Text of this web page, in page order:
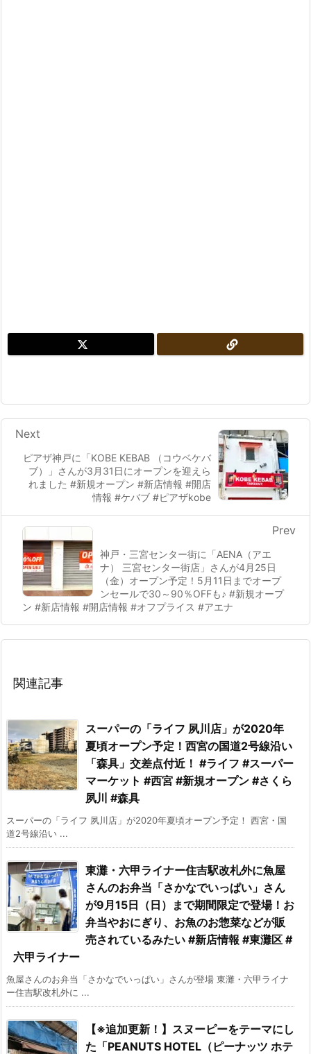
ピアザ神戸に「KOBE KEBAB （コウベケバ
ブ）」さんが3月31日にオープンを迎えら
れました #新規オープン #新店情報 #開店
情報 #ケバブ #ピアザkobe
Next
神戸・三宮センター街に「AENA（アエ
ナ） 三宮センター街店」さんが4月25日
（金）オープン予定！5月11日までオープ
ンセールで30～90％OFFも♪ #新規オープ
ン #新店情報 #開店情報 #オフプライス #アエナ
Prev
関連記事
スーパーの「ライフ 夙川店」が2020年
夏頃オープン予定！西宮の国道2号線沿い
「森具」交差点付近！ #ライフ #スーパー
マーケット #西宮 #新規オープン #さくら
夙川 #森具
スーパーの「ライフ 夙川店」が2020年夏頃オープン予定！ 西宮・国
道2号線沿い ...
東灘・六甲ライナー住吉駅改札外に魚屋
さんのお弁当「さかなでいっぱい」さん
が9月15日（日）まで期間限定で登場！お
弁当やおにぎり、お魚のお惣菜などが販
売されているみたい #新店情報 #東灘区 #
六甲ライナー
魚屋さんのお弁当「さかなでいっぱい」さんが登場 東灘・六甲ライナ
ー住吉駅改札外に ...
【※追加更新！】スヌーピーをテーマにし
た「PEANUTS HOTEL（ピーナッツ ホテ